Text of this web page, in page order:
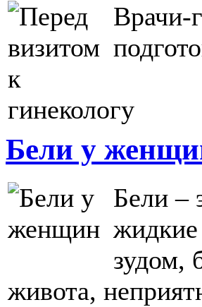
Врачи-
Бели у
Бели –
жидкие
зудом,
живота,